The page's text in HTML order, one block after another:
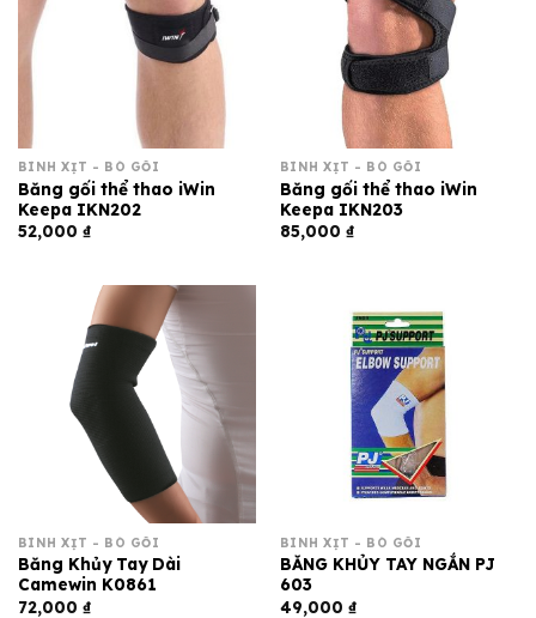
BÌNH XỊT - BÓ GỐI
Băng gối thể thao iWin
Keepa IKN202
52,000 ₫
BÌNH XỊT - BÓ GỐI
Băng gối thể thao iWin
Keepa IKN203
85,000 ₫
BÌNH XỊT - BÓ GỐI
Băng Khủy Tay Dài
Camewin K0861
72,000 ₫
BÌNH XỊT - BÓ GỐI
BĂNG KHỦY TAY NGẮN PJ
603
49,000 ₫